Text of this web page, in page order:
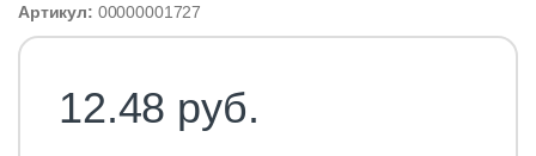
Артикул: 00000001727
12.48 руб.